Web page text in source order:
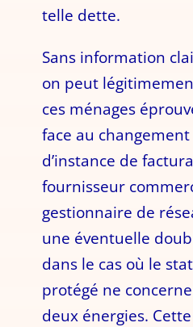
telle dette.
Sans information
on peut
ces ménages
face au
d’instance de
fournisseur
gestionnaire de
une éventuelle
dans le cas où le
protégé ne
deux énergies. Cette